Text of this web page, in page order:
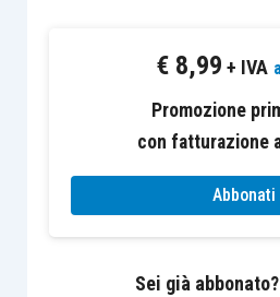
contenuto nella
23.04.1996, n.
ricorso proposto
venditore e dal
cui valore dichiarato
fini dell’Imposta di
accertamento di
entrambi
”;
€ 8,99 + IVA
Promozione
con fatturazione
Abbonati
Sei già abbonato?